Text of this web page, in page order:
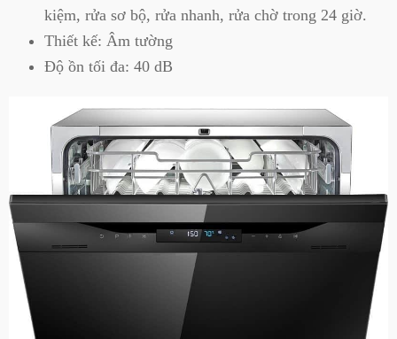
kiệm, rửa sơ bộ, rửa nhanh, rửa chờ trong 24 giờ.
Thiết kế: Âm tường
Độ ồn tối đa: 40 dB